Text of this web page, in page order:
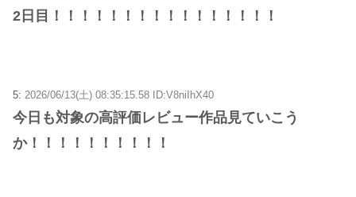
2日目！！！！！！！！！！！！！！！！
5: 2026/06/13(土) 08:35:15.58 ID:V8niIhX40
今日も対象の高評価レビュー作品見ていこう
か！！！！！！！！！！